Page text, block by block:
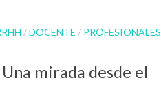
/DOCENTE / PROFESIONALES
mirada desde el